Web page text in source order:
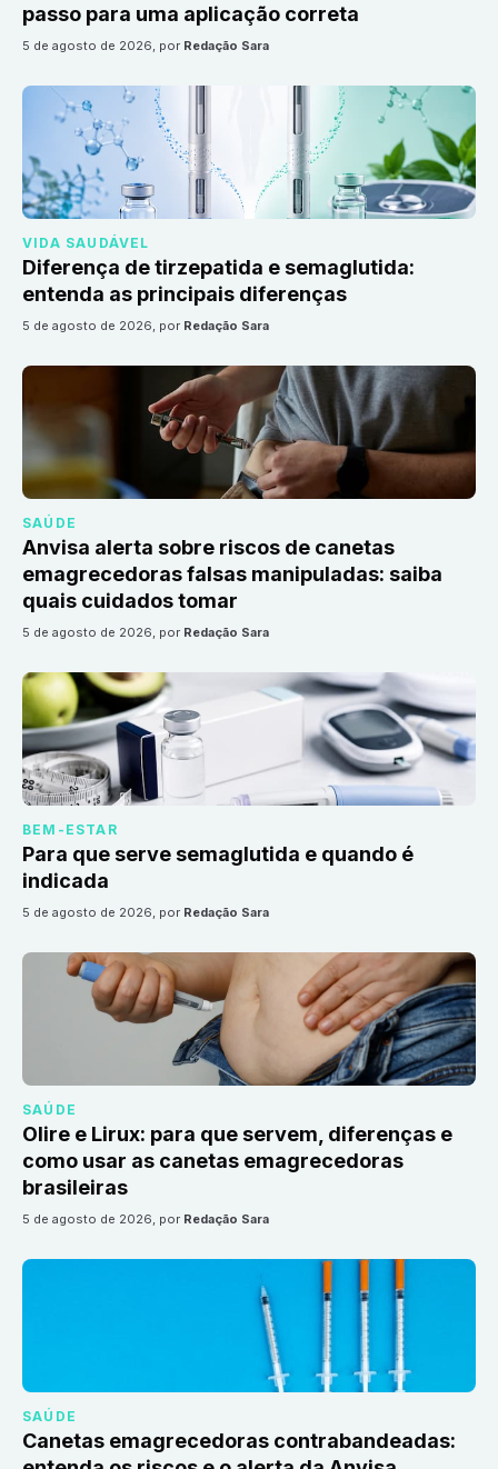
passo para uma aplicação correta
5 de agosto de 2026, por Redação Sara
VIDA SAUDÁVEL
Diferença de tirzepatida e semaglutida:
entenda as principais diferenças
5 de agosto de 2026, por Redação Sara
SAÚDE
Anvisa alerta sobre riscos de canetas
emagrecedoras falsas manipuladas: saiba
quais cuidados tomar
5 de agosto de 2026, por Redação Sara
BEM-ESTAR
Para que serve semaglutida e quando é
indicada
5 de agosto de 2026, por Redação Sara
SAÚDE
Olire e Lirux: para que servem, diferenças e
como usar as canetas emagrecedoras
brasileiras
5 de agosto de 2026, por Redação Sara
SAÚDE
Canetas emagrecedoras contrabandeadas: